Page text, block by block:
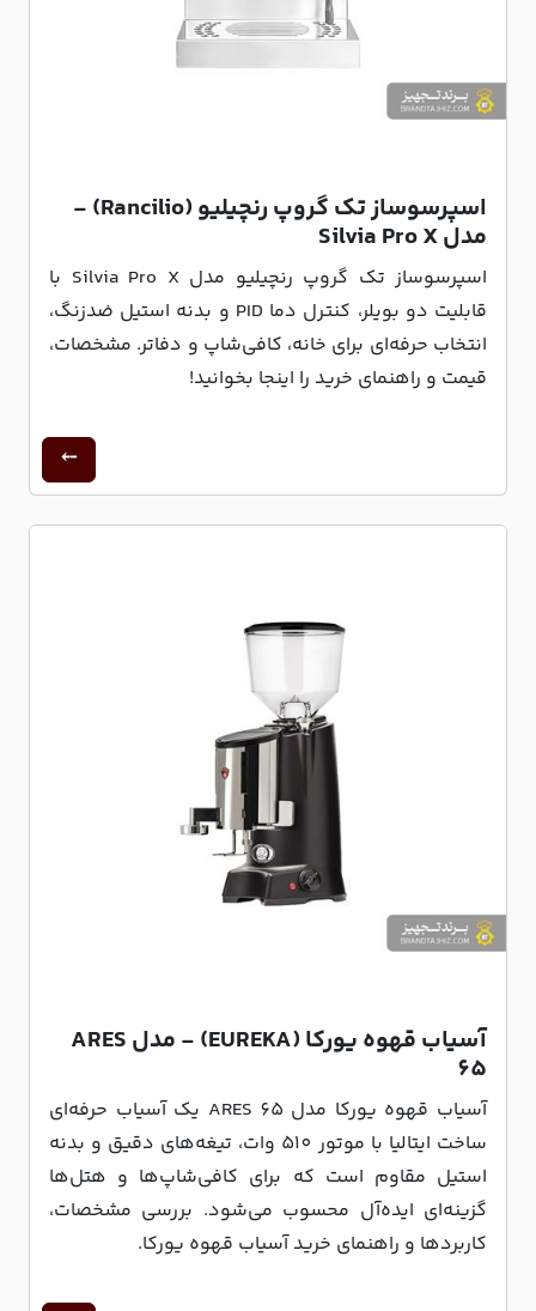
اسپرسوساز تک گروپ رنچیلیو (Rancilio) -
مدل Silvia Pro X
اسپرسوساز تک گروپ رنچیلیو مدل Silvia Pro X با
قابلیت دو بویلر، کنترل دما PID و بدنه استیل ضدزنگ،
انتخاب حرفه‌ای برای خانه، کافی‌شاپ و دفاتر. مشخصات،
قیمت و راهنمای خرید را اینجا بخوانید!
آسیاب قهوه یورکا (EUREKA) - مدل ARES
65
آسیاب قهوه یورکا مدل ARES 65 یک آسیاب حرفه‌ای
ساخت ایتالیا با موتور 510 وات، تیغه‌های دقیق و بدنه
استیل مقاوم است که برای کافی‌شاپ‌ها و هتل‌ها
گزینه‌ای ایده‌آل محسوب می‌شود. بررسی مشخصات،
کاربردها و راهنمای خرید آسیاب قهوه یورکا.